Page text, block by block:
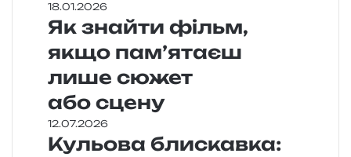
18.01.2026
Як знайти фільм,
якщо пам’ятаєш
лише сюжет
або сцену
12.07.2026
Кульова блискавка: